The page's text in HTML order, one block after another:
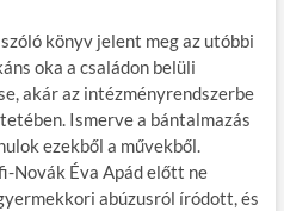
er
es
t
za
m
e
g
könyv jelent meg az utóbbi
oka a családon belüli
akár az intézményrendszerbe
Ismerve a bántalmazás
ezekből a művekből.
Novák Éva Apád előtt ne
abúzusról íródott, és